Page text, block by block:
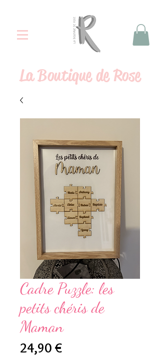
LaBoutique de Rose
Cadre Puzzle: les
petits chéris de
Maman
24,90 €Prix